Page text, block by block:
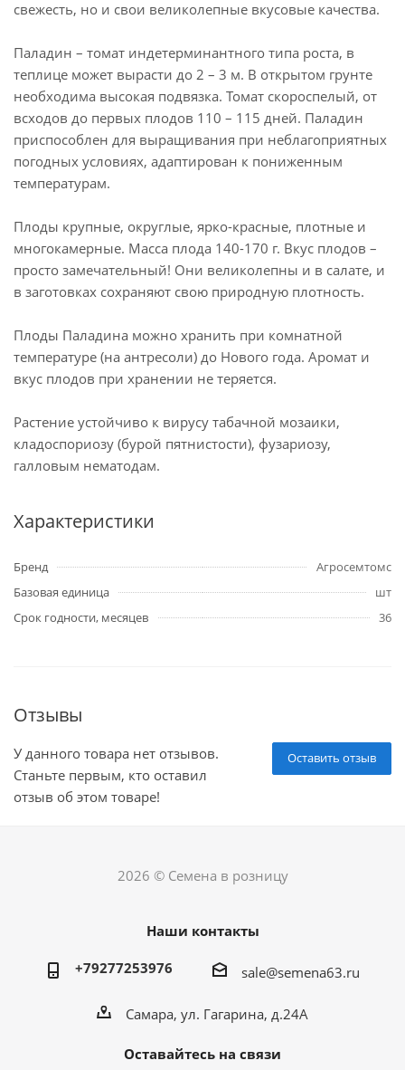
свежесть, но и свои великолепные вкусовые качества.
Паладин – томат индетерминантного типа роста, в
теплице может вырасти до 2 – 3 м. В открытом грунте
необходима высокая подвязка. Томат скороспелый, от
всходов до первых плодов 110 – 115 дней. Паладин
приспособлен для выращивания при неблагоприятных
погодных условиях, адаптирован к пониженным
температурам.
Плоды крупные, округлые, ярко-красные, плотные и
многокамерные. Масса плода 140-170 г. Вкус плодов –
просто замечательный! Они великолепны и в салате, и
в заготовках сохраняют свою природную плотность.
Плоды Паладина можно хранить при комнатной
температуре (на антресоли) до Нового года. Аромат и
вкус плодов при хранении не теряется.
Растение устойчиво к вирусу табачной мозаики,
кладоспориозу (бурой пятнистости), фузариозу,
галловым нематодам.
Характеристики
Бренд
Агросемтомс
Базовая единица
шт
Срок годности, месяцев
36
Отзывы
Оставить отзыв
У данного товара нет отзывов.
Станьте первым, кто оставил
отзыв об этом товаре!
2026 © Семена в розницу
Наши контакты
+79277253976 sale@semena63.ru
Самара, ул. Гагарина, д.24А
Оставайтесь на связи